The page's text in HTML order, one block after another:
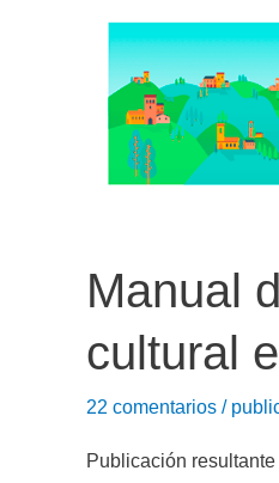
Manual
cultural
22 comentarios /
Publicación